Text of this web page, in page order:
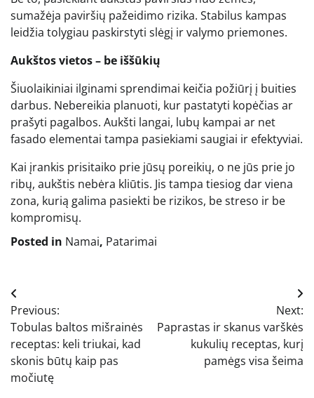
sumažėja paviršių pažeidimo rizika. Stabilus kampas
leidžia tolygiau paskirstyti slėgį ir valymo priemones.
Aukštos vietos – be iššūkių
Šiuolaikiniai ilginami sprendimai keičia požiūrį į buities
darbus. Nebereikia planuoti, kur pastatyti kopėčias ar
prašyti pagalbos. Aukšti langai, lubų kampai ar net
fasado elementai tampa pasiekiami saugiai ir efektyviai.
Kai įrankis prisitaiko prie jūsų poreikių, o ne jūs prie jo
ribų, aukštis nebėra kliūtis. Jis tampa tiesiog dar viena
zona, kurią galima pasiekti be rizikos, be streso ir be
kompromisų.
Posted in Namai, Patarimai
Navigacija
tarp
įrašų
Previous:
Tobulas baltos mišrainės
receptas: keli triukai, kad
skonis būtų kaip pas
močiutę
Next:
Paprastas ir skanus varškės
kukulių receptas, kurį
pamėgs visa šeima